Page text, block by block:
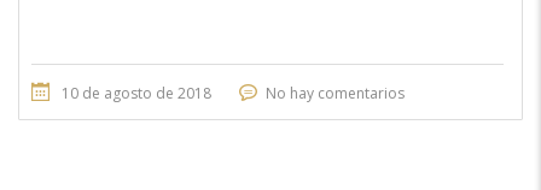
10 de agosto de 2018 No hay comentarios